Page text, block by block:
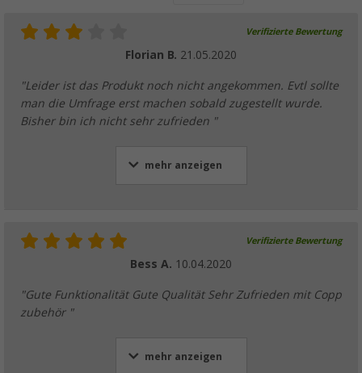
Verifizierte Bewertung
Florian B. 21.05.2020
"Leider ist das Produkt noch nicht angekommen. Evtl sollte
man die Umfrage erst machen sobald zugestellt wurde.
Bisher bin ich nicht sehr zufrieden "
mehr anzeigen
Verifizierte Bewertung
Bess A. 10.04.2020
"Gute Funktionalität Gute Qualität Sehr Zufrieden mit Copp
zubehör "
mehr anzeigen